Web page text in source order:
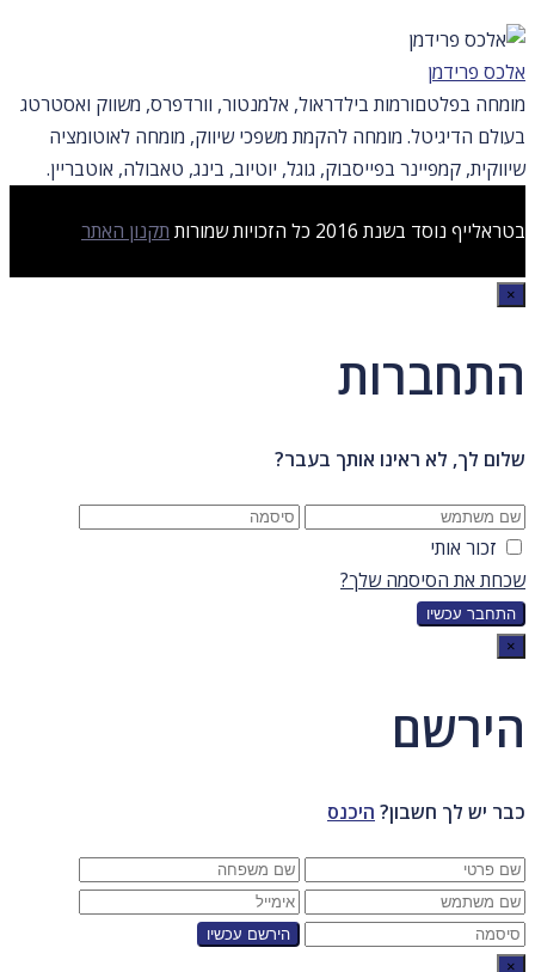
אלכס פרידמן
מומחה בפלטםורמות בילדראול, אלמנטור, וורדפרס, משווק ואסטרטג
בעולם הדיגיטל. מומחה להקמת משפכי שיווק, מומחה לאוטומציה
שיווקית, קמפיינר בפייסבוק, גוגל, יוטיוב, בינג, טאבולה, אוטבריין.
בטראלייף נוסד בשנת 2016 כל הזכויות שמורות תקנון האתר
×
התחברות
שלום לך, לא ראינו אותך בעבר?
זכור אותי
שכחת את הסיסמה שלך?
×
הירשם
כבר יש לך חשבון? היכנס
×